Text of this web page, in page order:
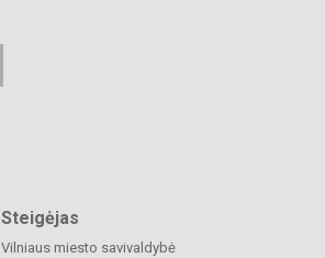
Steigėjas
Vilniaus miesto savivaldybė